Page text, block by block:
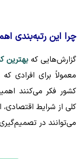
چرا این رتبه‌بندی
گزارش‌هایی که بهترین
معمولاً برای افرادی
کشور فکر می‌کنند
کلی از شرایط
می‌توانند در